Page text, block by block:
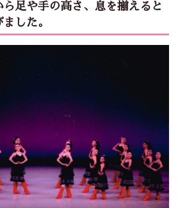
ら足や手の高さ、息を揃えると
した。